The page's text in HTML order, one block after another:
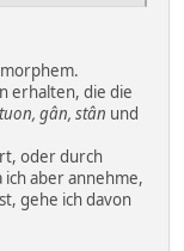
erhalten, die die
tuon, gân, stân und
oder durch
ich aber annehme,
gehe ich davon